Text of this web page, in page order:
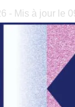
- Mis à jour le